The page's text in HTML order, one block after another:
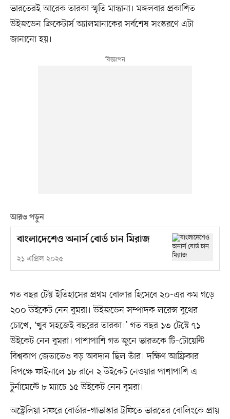
ভারতেরই আরেক তারকা স্মৃতি মান্ধানা। মঙ্গলবার প্রকাশিত
উইজডেন ক্রিকেটার্স অ্যালমানাকের সর্বশেষ সংস্করণে এটা
জানানো হয়।
আরও পড়ুন
বাংলাদেশেও অনার্স বোর্ড চান মিরাজ
২১ এপ্রিল ২০২৫
গত বছর টেস্ট ইতিহাসের প্রথম বোলার হিসেবে ২০-এর কম গড়ে
২০০ উইকেট নেন বুমরা। উইজডেন সম্পাদক লরেন্স বুথের
চোখে, ‘খুব সহজেই বছরের তারকা।’ গত বছর ১৩ টেস্টে ৭১
উইকেট নেন বুমরা। পাশাপাশি গত জুনে ভারতকে টি–টোয়েন্টি
বিশ্বকাপ জেতাতেও বড় অবদান ছিল তাঁর। দক্ষিণ আফ্রিকার
বিপক্ষে ফাইনালে ১৮ রানে ২ উইকেট নেওয়ার পাশাপাশি এ
টুর্নামেন্টে ৮ ম্যাচে ১৫ উইকেট নেন বুমরা।
অস্ট্রেলিয়া সফরে বোর্ডার–গাভাস্কার ট্রফিতে ভারতের বোলিংকে প্রায়